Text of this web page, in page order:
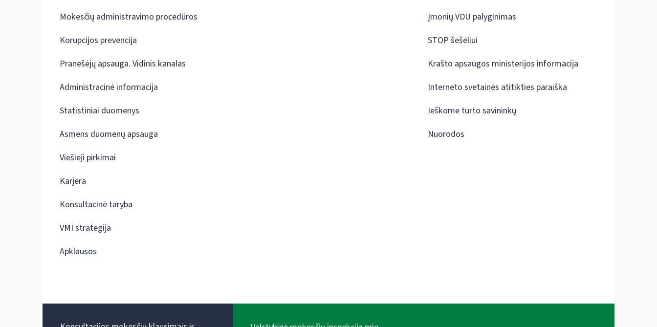
Mokesčių administravimo procedūros
Korupcijos prevencija
Pranešėjų apsauga. Vidinis kanalas
Administracinė informacija
Statistiniai duomenys
Asmens duomenų apsauga
Viešieji pirkimai
Karjera
Konsultacinė taryba
VMI strategija
Apklausos
Įmonių VDU palyginimas
STOP šešėliui
Krašto apsaugos ministerijos informacija
Interneto svetainės atitikties paraiška
Ieškome turto savininkų
Nuorodos